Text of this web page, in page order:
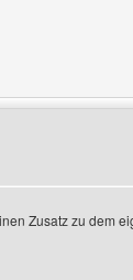
Zusatz zu dem